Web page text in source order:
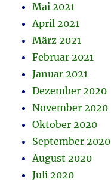
Mai 2021
April 2021
März 2021
Februar 2021
Januar 2021
Dezember 2020
November 2020
Oktober 2020
September 2020
August 2020
Juli 2020